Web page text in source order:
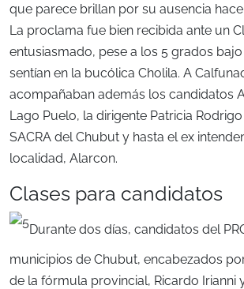
que parece brillan por su ausencia
La proclama fue bien recibida ante un
entusiasmado, pese a los 5 grados
sentían en la bucólica Cholila. A
acompañaban además los candidatos
Lago Puelo, la dirigente Patricia
SACRA del Chubut y hasta el ex
localidad, Alarcon.
Clases para candidatos
Durante dos días, candidatos del
municipios de Chubut, encabezados
de la fórmula provincial, Ricardo Irianni